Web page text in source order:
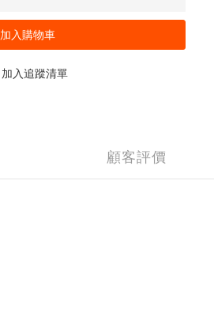
加入購物車
加入追蹤清單
顧客評價